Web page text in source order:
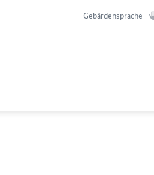
Gebärdensprache